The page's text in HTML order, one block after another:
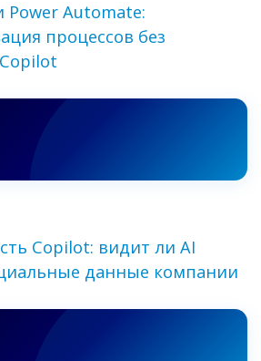
Power Automate:
процессов без
Copilot: видит ли AI
данные компании